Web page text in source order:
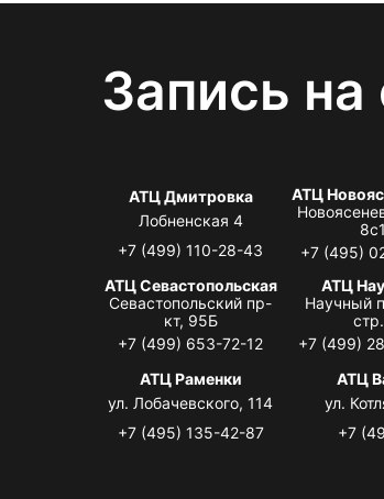
Запись
АТЦ Дмитровка
Лобненская 4
+7 (499) 110-28-43
АТЦ
8с1
+7 (495)
АТЦ Севастопольская
Севастопольский пр-
кт, 95Б
+7 (499) 653-72-12
АТЦ
Научный
+7 (499)
АТЦ Раменки
ул. Лобачевского, 114
+7 (495) 135-42-87
АТЦ
ул.
+7